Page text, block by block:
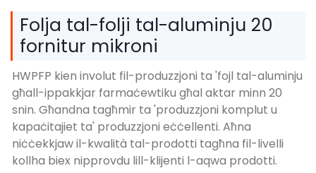
Folja tal-folji tal-aluminju 20
fornitur mikroni
HWPFP kien involut fil-produzzjoni ta 'fojl tal-aluminju
għall-ippakkjar farmaċewtiku għal aktar minn 20
snin. Għandna tagħmir ta 'produzzjoni komplut u
kapaċitajiet ta' produzzjoni eċċellenti. Aħna
niċċekkjaw il-kwalità tal-prodotti tagħna fil-livelli
kollha biex nipprovdu lill-klijenti l-aqwa prodotti.